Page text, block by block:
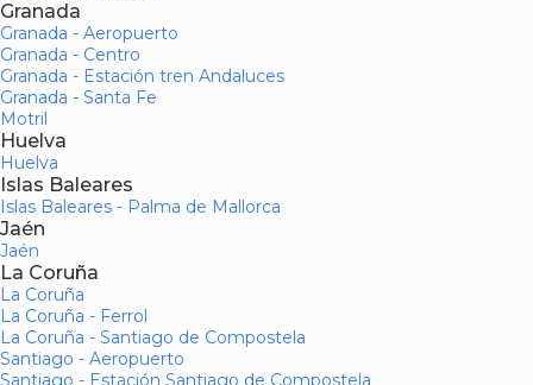
Granada
Granada - Aeropuerto
Granada - Centro
Granada - Estación tren Andaluces
Granada - Santa Fe
Motril
Huelva
Huelva
Islas Baleares
Islas Baleares - Palma de Mallorca
Jaén
Jaén
La Coruña
La Coruña
La Coruña - Ferrol
La Coruña - Santiago de Compostela
Santiago - Aeropuerto
Santiago - Estación Santiago de Compostela